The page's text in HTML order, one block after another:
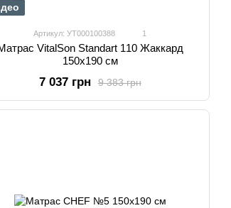
Артикул: УТ000100388 1
VitalSon Standart 110 Жаккард
150х190 см
9 383 грн
7 037 грн